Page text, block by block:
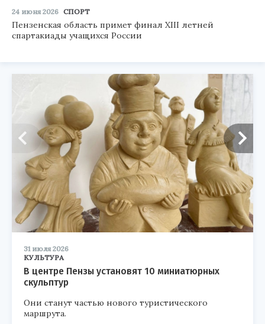
24 июня 2026 СПОРТ
Пензенская область примет финал XIII летней
спартакиады учащихся России
31 июля 2026
КУЛЬТУРА
В центре Пензы установят 10 миниатюрных
скульптур
Они станут частью нового туристического
маршрута.